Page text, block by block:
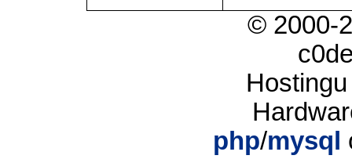
© 2000-
php/mysql